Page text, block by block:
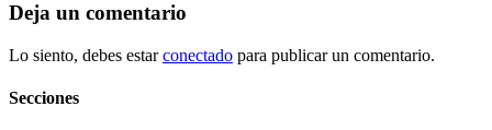
Deja un comentario
Lo siento, debes estarconectado para publicar un comentario.
Secciones